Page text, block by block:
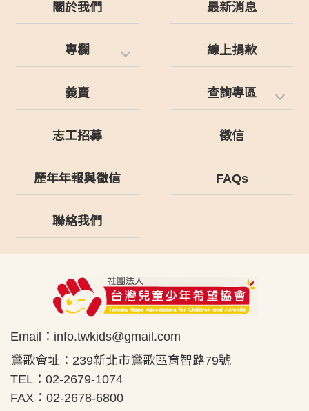
關於我們 最新消息
專欄 線上捐款
義賣 查詢專區
志工招募 徵信
歷年年報與徵信 FAQs
聯絡我們
Email： info.twkids@gmail.com
鶯歌會址：239新北市鶯歌區育智路79號
TEL：02-2679-1074
FAX：02-2678-6800